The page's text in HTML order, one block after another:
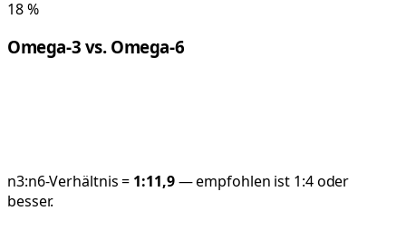
18%
Omega-3 vs. Omega-6
n3:n6-Verhältnis = 1:11,9— empfohlen ist 1:4 oder
besser.